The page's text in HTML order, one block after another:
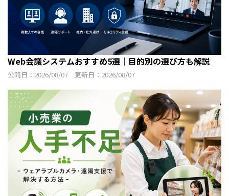
Web会議システムおすすめ5選｜目的別の選び方も解説
公開日：2026/08/07 更新日：2026/08/07